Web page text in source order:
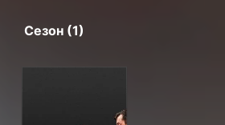
Сезон (1)